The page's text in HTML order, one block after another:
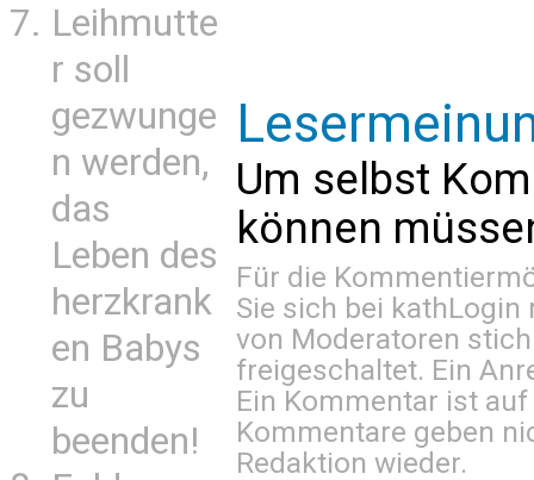
Leihmutte
r soll
gezwunge
n werden,
das
Leben des
herzkrank
en Babys
zu
beenden!
Um selbst
können
Für die
Sie sich bei kathLogin
von Moderatoren
freigeschaltet. Ein
Ein Kommentar ist
Kommentare geben
Redaktion wieder.